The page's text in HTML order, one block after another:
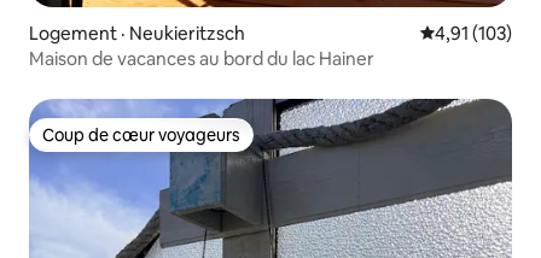
Logement · Neukieritzsch Note
4,91 (103)
Maison de vacances au bord du lac Hainer
Coup de cœur voyageurs
Coup de cœur voyageurs